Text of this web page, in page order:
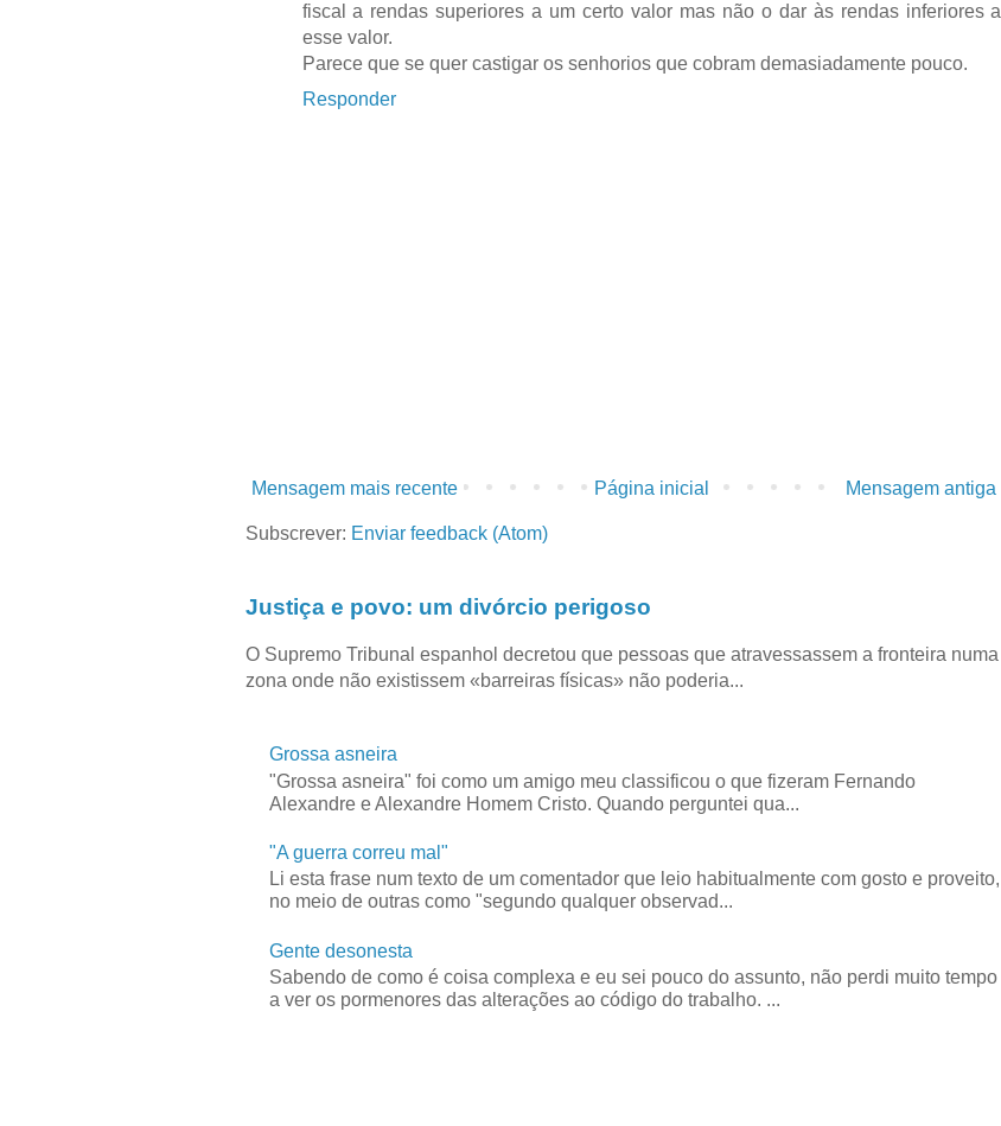
fiscal a rendas superiores a um certo valor mas não o dar às rendas inferiores a
esse valor.
Parece que se quer castigar os senhorios que cobram demasiadamente pouco.
Responder
Mensagem mais recente Mensagem antiga
Página inicial
Subscrever: Enviar feedback (Atom)
Justiça e povo: um divórcio perigoso
O Supremo Tribunal espanhol decretou que pessoas que atravessassem a fronteira numa
zona onde não existissem «barreiras físicas» não poderia...
Grossa asneira
"Grossa asneira" foi como um amigo meu classificou o que fizeram Fernando
Alexandre e Alexandre Homem Cristo. Quando perguntei qua...
"A guerra correu mal"
Li esta frase num texto de um comentador que leio habitualmente com gosto e proveito,
no meio de outras como "segundo qualquer observad...
Gente desonesta
Sabendo de como é coisa complexa e eu sei pouco do assunto, não perdi muito tempo
a ver os pormenores das alterações ao código do trabalho. ...